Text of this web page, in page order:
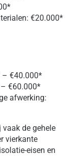
€20.000*
– €40.000*
€60.000*
afwerking:
de gehele
vierkante
eisen en